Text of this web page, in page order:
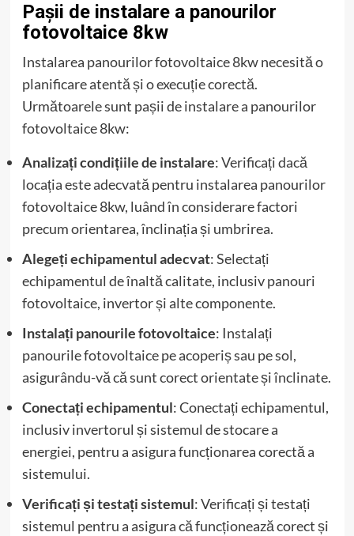
Pașii de instalare a panourilor
fotovoltaice 8kw
Instalarea panourilor fotovoltaice 8kw necesită o
planificare atentă și o execuție corectă.
Următoarele sunt pașii de instalare a panourilor
fotovoltaice 8kw:
Analizați condițiile de instalare: Verificați dacă
locația este adecvată pentru instalarea panourilor
fotovoltaice 8kw, luând în considerare factori
precum orientarea, înclinația și umbrirea.
Alegeți echipamentul adecvat: Selectați
echipamentul de înaltă calitate, inclusiv panouri
fotovoltaice, invertor și alte componente.
Instalați panourile fotovoltaice: Instalați
panourile fotovoltaice pe acoperiș sau pe sol,
asigurându-vă că sunt corect orientate și înclinate.
Conectați echipamentul: Conectați echipamentul,
inclusiv invertorul și sistemul de stocare a
energiei, pentru a asigura funcționarea corectă a
sistemului.
Verificați și testați sistemul: Verificați și testați
sistemul pentru a asigura că funcționează corect și